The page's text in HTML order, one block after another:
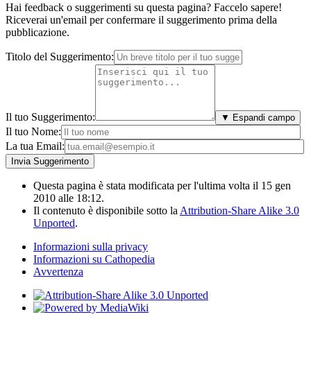
Hai feedback o suggerimenti su questa pagina? Faccelo sapere!
Riceverai un'email per confermare il suggerimento prima della
pubblicazione.
Titolo del Suggerimento:
Il tuo Suggerimento: ▼ Espandi campo
Il tuo Nome:
La tua Email:
Questa pagina è stata modificata per l'ultima volta il 15 gen
2010 alle 18:12.
Il contenuto è disponibile sotto la Attribution-Share Alike 3.0
Unported.
Informazioni sulla privacy
Informazioni su Cathopedia
Avvertenza